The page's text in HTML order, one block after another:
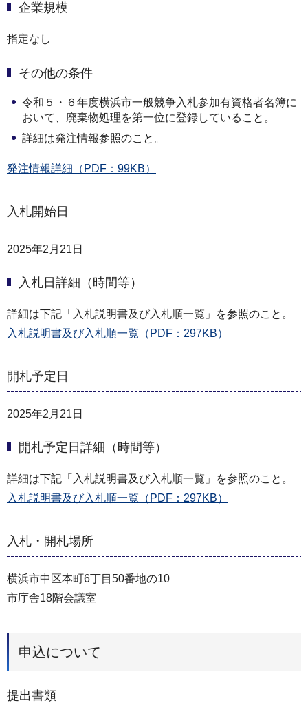
企業規模
指定なし
その他の条件
令和５・６年度横浜市一般競争入札参加有資格者名簿に
おいて、廃棄物処理を第一位に登録していること。
詳細は発注情報参照のこと。
発注情報詳細（PDF：99KB）
入札開始日
2025年2月21日
入札日詳細（時間等）
詳細は下記「入札説明書及び入札順一覧」を参照のこと。
入札説明書及び入札順一覧（PDF：297KB）
開札予定日
2025年2月21日
開札予定日詳細（時間等）
詳細は下記「入札説明書及び入札順一覧」を参照のこと。
入札説明書及び入札順一覧（PDF：297KB）
入札・開札場所
横浜市中区本町6丁目50番地の10
市庁舎18階会議室
申込について
提出書類